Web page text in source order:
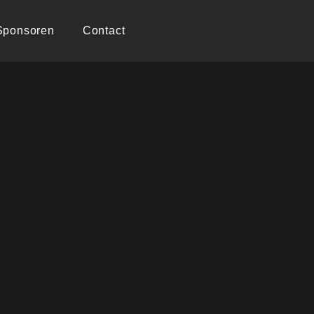
Contact